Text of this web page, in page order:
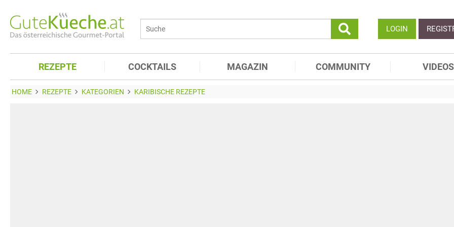
LOGIN
REZEPTE COCKTAILS MAGAZIN COMMUNITY VIDEOS
HOME REZEPTE KATEGORIEN KARIBISCHE REZEPTE